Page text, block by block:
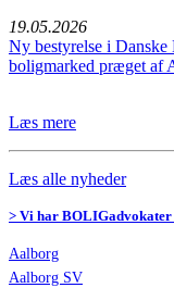
19.05.2026
Ny bestyrelse i
boligmarked præget af
Læs mere
Læs alle nyheder
> Vi har BOLIGadvokater
Aalborg
Aalborg SV